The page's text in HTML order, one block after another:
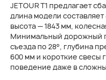
JETOUR T1 предлагает
длина модели
высота — 1843 мм,
Минимальный дорожный
съезда по 28°, глубина
600 мм и короткие свесы
поведение даже в